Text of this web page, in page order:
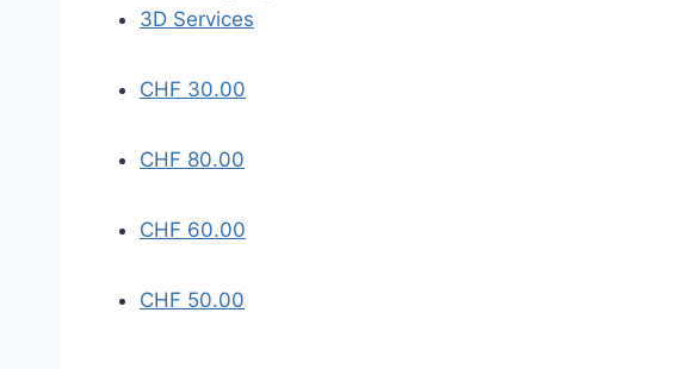
3D Services
CHF 30.00
CHF 80.00
CHF 60.00
CHF 50.00